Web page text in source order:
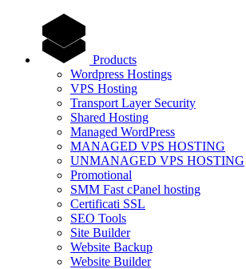
Products
Wordpress Hostings
VPS Hosting
Transport Layer Security
Shared Hosting
Managed WordPress
MANAGED VPS HOSTING
UNMANAGED VPS HOSTING
Promotional
SMM Fast cPanel hosting
Certificati SSL
SEO Tools
Site Builder
Website Backup
Website Builder